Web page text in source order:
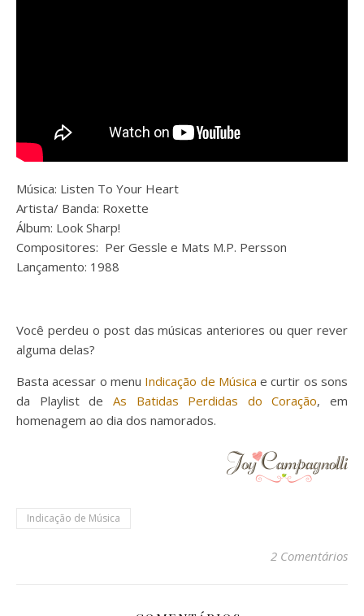
Música: Listen To Your Heart
Artista/ Banda: Roxette
Álbum: Look Sharp!
Compositores: Per Gessle e Mats M.P. Persson
Lançamento: 1988
Você perdeu o post das músicas anteriores ou quer rever
alguma delas?
Basta acessar o menu Indicação de Música e curtir os sons
da Playlist de As Batidas Perdidas do Coração, em
homenagem ao dia dos namorados.
Indicação de Música
2 Comentários